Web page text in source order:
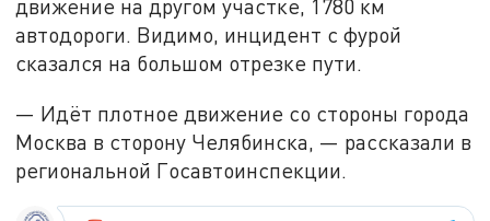
движение на другом участке, 1780 км
автодороги. Видимо, инцидент с фурой
сказался на большом отрезке пути.
— Идёт плотное движение со стороны города
Москва в сторону Челябинска, — рассказали в
региональной Госавтоинспекции.